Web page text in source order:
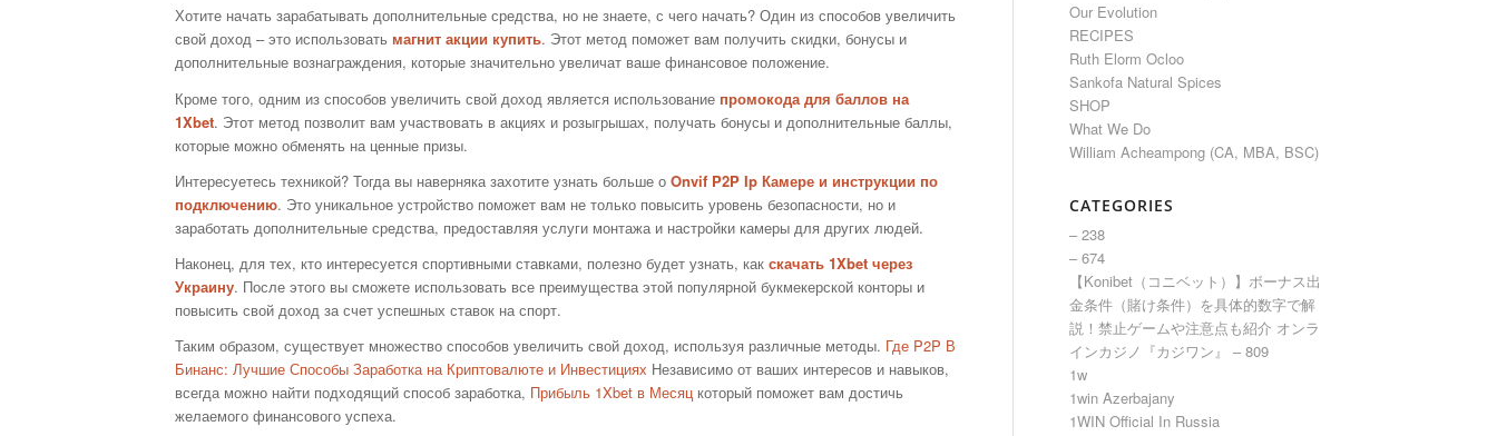
Хотите начать зарабатывать дополнительные средства, но не знаете, с чего начать? Один из способов увеличить
свой доход – это использовать магнит акции купить. Этот метод поможет вам получить скидки, бонусы и
дополнительные вознаграждения, которые значительно увеличат ваше финансовое положение.
Кроме того, одним из способов увеличить свой доход является использование промокода для баллов на
1Xbet. Этот метод позволит вам участвовать в акциях и розыгрышах, получать бонусы и дополнительные баллы,
которые можно обменять на ценные призы.
Интересуетесь техникой? Тогда вы наверняка захотите узнать больше о Onvif P2P Ip Камере и инструкции по
подключению. Это уникальное устройство поможет вам не только повысить уровень безопасности, но и
заработать дополнительные средства, предоставляя услуги монтажа и настройки камеры для других людей.
Наконец, для тех, кто интересуется спортивными ставками, полезно будет узнать, как скачать 1Xbet через
Украину. После этого вы сможете использовать все преимущества этой популярной букмекерской конторы и
повысить свой доход за счет успешных ставок на спорт.
Таким образом, существует множество способов увеличить свой доход, используя различные методы. Где P2P В
Бинанс: Лучшие Способы Заработка на Криптовалюте и Инвестициях Независимо от ваших интересов и навыков,
всегда можно найти подходящий способ заработка, Прибыль 1Xbet в Месяц который поможет вам достичь
желаемого финансового успеха.
Our Evolution
RECIPES
Ruth Elorm Ocloo
Sankofa Natural Spices
SHOP
What We Do
William Acheampong (CA, MBA, BSC)
CATEGORIES
– 238
– 674
【Konibet（コニベット）】ボーナス出
金条件（賭け条件）を具体的数字で解
説！禁止ゲームや注意点も紹介 オンラ
インカジノ『カジワン』 – 809
1w
1win Azerbajany
1WIN Official In Russia